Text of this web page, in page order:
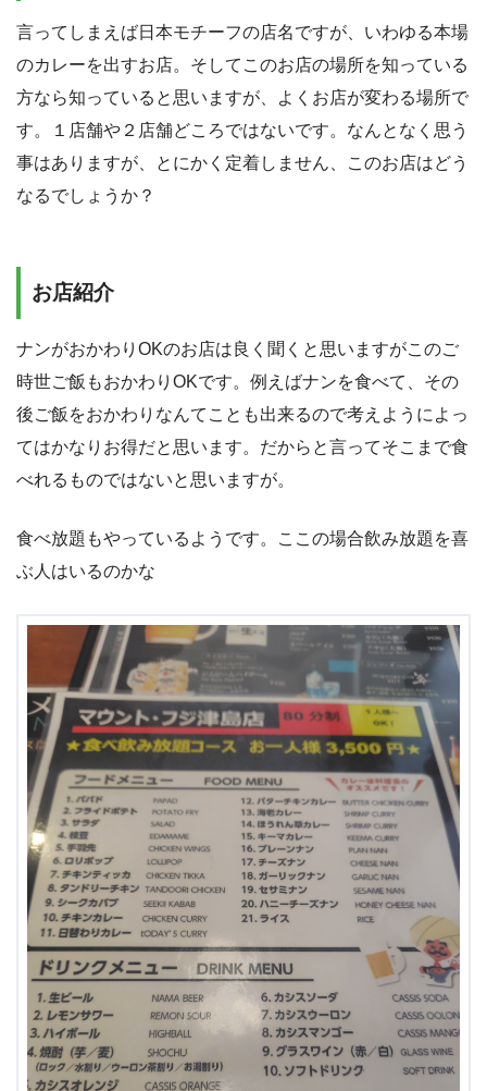
言ってしまえば日本モチーフの店名ですが、いわゆる本場
のカレーを出すお店。そしてこのお店の場所を知っている
方なら知っていると思いますが、よくお店が変わる場所で
す。１店舗や２店舗どころではないです。なんとなく思う
事はありますが、とにかく定着しません、このお店はどう
なるでしょうか？
お店紹介
ナンがおかわりOKのお店は良く聞くと思いますがこのご
時世ご飯もおかわりOKです。例えばナンを食べて、その
後ご飯をおかわりなんてことも出来るので考えようによっ
てはかなりお得だと思います。だからと言ってそこまで食
べれるものではないと思いますが。
食べ放題もやっているようです。ここの場合飲み放題を喜
ぶ人はいるのかな